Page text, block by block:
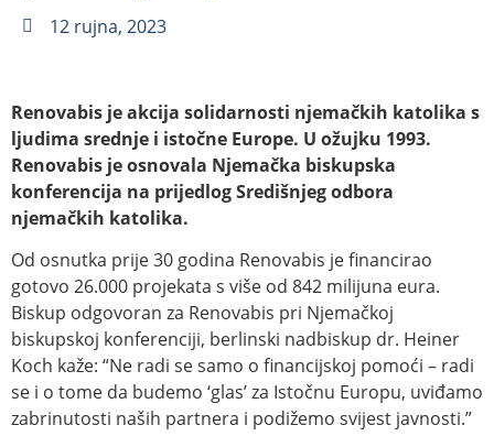
12 rujna, 2023
Renovabis je akcija solidarnosti njemačkih katolika s
ljudima srednje i istočne Europe. U ožujku 1993.
Renovabis je osnovala Njemačka biskupska
konferencija na prijedlog Središnjeg odbora
njemačkih katolika.
Od osnutka prije 30 godina Renovabis je financirao
gotovo 26.000 projekata s više od 842 milijuna eura.
Biskup odgovoran za Renovabis pri Njemačkoj
biskupskoj konferenciji, berlinski nadbiskup dr. Heiner
Koch kaže: “Ne radi se samo o financijskoj pomoći – radi
se i o tome da budemo ‘glas’ za Istočnu Europu, uviđamo
zabrinutosti naših partnera i podižemo svijest javnosti.”